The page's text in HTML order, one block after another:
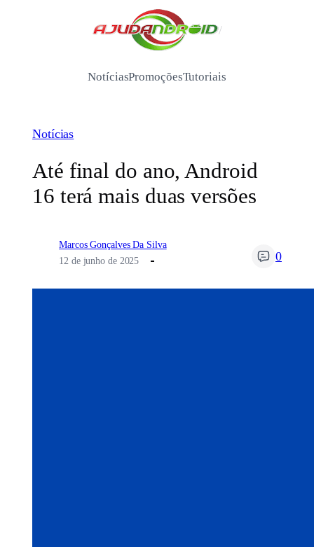
/
NotíciasPromoçõesTutoriais
Notícias
Até final do ano, Android
16 terá mais duas versões
Marcos Gonçalves Da Silva
12 de junho de 2025
0